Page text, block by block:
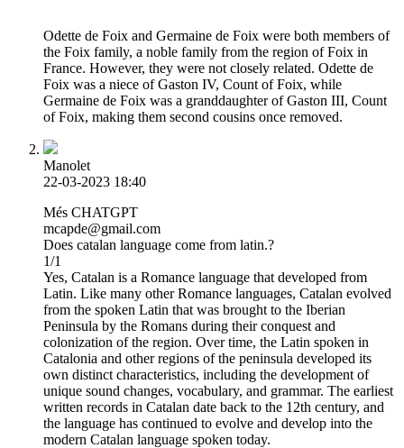
Odette de Foix and Germaine de Foix were both members of
the Foix family, a noble family from the region of Foix in
France. However, they were not closely related. Odette de
Foix was a niece of Gaston IV, Count of Foix, while
Germaine de Foix was a granddaughter of Gaston III, Count
of Foix, making them second cousins once removed.
Manolet
22-03-2023 18:40
Més CHATGPT
mcapde@gmail.com
Does catalan language come from latin.?
1/1
Yes, Catalan is a Romance language that developed from
Latin. Like many other Romance languages, Catalan evolved
from the spoken Latin that was brought to the Iberian
Peninsula by the Romans during their conquest and
colonization of the region. Over time, the Latin spoken in
Catalonia and other regions of the peninsula developed its
own distinct characteristics, including the development of
unique sound changes, vocabulary, and grammar. The earliest
written records in Catalan date back to the 12th century, and
the language has continued to evolve and develop into the
modern Catalan language spoken today.